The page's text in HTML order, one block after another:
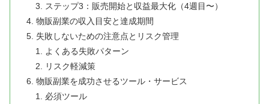
ステップ3：販売開始と収益最大化（4週目〜）
物販副業の収入目安と達成期間
失敗しないための注意点とリスク管理
よくある失敗パターン
リスク軽減策
物販副業を成功させるツール・サービス
必須ツール